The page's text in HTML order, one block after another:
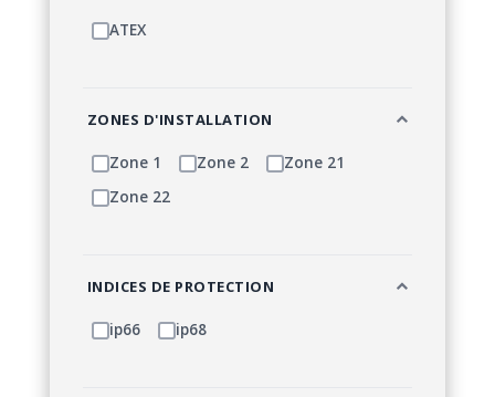
ATEX
ZONES D'INSTALLATION
Zone 1 Zone 2
Zone 21
Zone 22
INDICES DE PROTECTION
ip66 ip68